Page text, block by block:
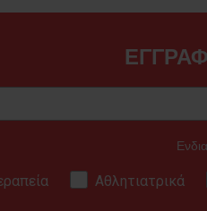
Αθλητιατρικά